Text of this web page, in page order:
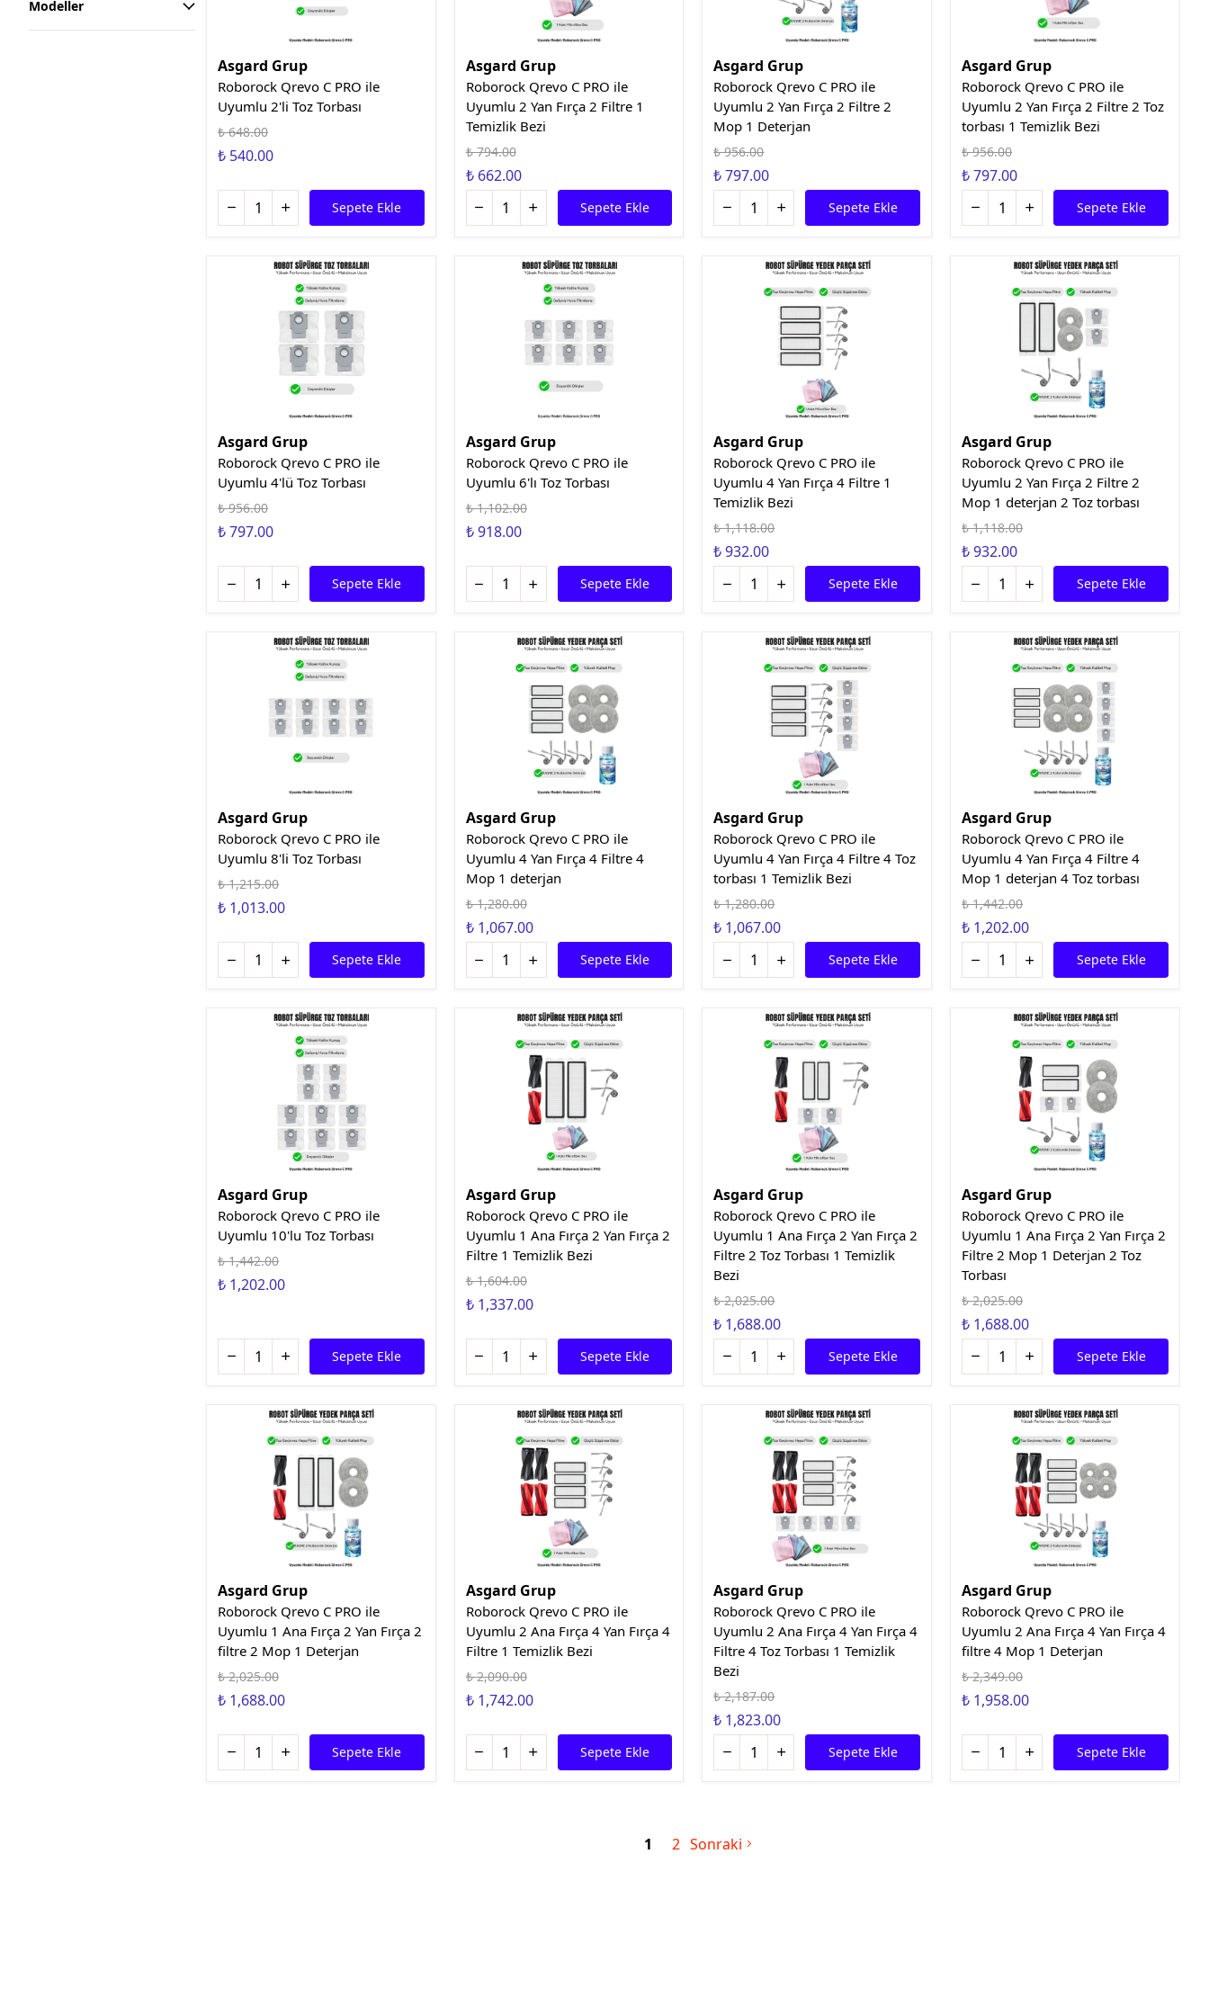
Modeller
Asgard Grup
Roborock Qrevo C PRO ile
Uyumlu 2'li Toz Torbası
₺ 648.00
₺ 540.00
Sepete Ekle
Asgard Grup
Roborock Qrevo C PRO ile
Uyumlu 2 Yan Fırça 2 Filtre 1
Temizlik Bezi
₺ 794.00
₺ 662.00
Sepete Ekle
Asgard Grup
Roborock Qrevo C PRO ile
Uyumlu 2 Yan Fırça 2 Filtre 2
Mop 1 Deterjan
₺ 956.00
₺ 797.00
Sepete Ekle
Asgard Grup
Roborock Qrevo C PRO ile
Uyumlu 2 Yan Fırça 2 Filtre 2 Toz
torbası 1 Temizlik Bezi
₺ 956.00
₺ 797.00
Sepete Ekle
Asgard Grup
Roborock Qrevo C PRO ile
Uyumlu 4'lü Toz Torbası
₺ 956.00
₺ 797.00
Sepete Ekle
Asgard Grup
Roborock Qrevo C PRO ile
Uyumlu 6'lı Toz Torbası
₺ 1,102.00
₺ 918.00
Sepete Ekle
Asgard Grup
Roborock Qrevo C PRO ile
Uyumlu 4 Yan Fırça 4 Filtre 1
Temizlik Bezi
₺ 1,118.00
₺ 932.00
Sepete Ekle
Asgard Grup
Roborock Qrevo C PRO ile
Uyumlu 2 Yan Fırça 2 Filtre 2
Mop 1 deterjan 2 Toz torbası
₺ 1,118.00
₺ 932.00
Sepete Ekle
Asgard Grup
Roborock Qrevo C PRO ile
Uyumlu 8'li Toz Torbası
₺ 1,215.00
₺ 1,013.00
Sepete Ekle
Asgard Grup
Roborock Qrevo C PRO ile
Uyumlu 4 Yan Fırça 4 Filtre 4
Mop 1 deterjan
₺ 1,280.00
₺ 1,067.00
Sepete Ekle
Asgard Grup
Roborock Qrevo C PRO ile
Uyumlu 4 Yan Fırça 4 Filtre 4 Toz
torbası 1 Temizlik Bezi
₺ 1,280.00
₺ 1,067.00
Sepete Ekle
Asgard Grup
Roborock Qrevo C PRO ile
Uyumlu 4 Yan Fırça 4 Filtre 4
Mop 1 deterjan 4 Toz torbası
₺ 1,442.00
₺ 1,202.00
Sepete Ekle
Asgard Grup
Roborock Qrevo C PRO ile
Uyumlu 10'lu Toz Torbası
₺ 1,442.00
₺ 1,202.00
Sepete Ekle
Asgard Grup
Roborock Qrevo C PRO ile
Uyumlu 1 Ana Fırça 2 Yan Fırça 2
Filtre 1 Temizlik Bezi
₺ 1,604.00
₺ 1,337.00
Sepete Ekle
Asgard Grup
Roborock Qrevo C PRO ile
Uyumlu 1 Ana Fırça 2 Yan Fırça 2
Filtre 2 Toz Torbası 1 Temizlik
Bezi
₺ 2,025.00
₺ 1,688.00
Sepete Ekle
Asgard Grup
Roborock Qrevo C PRO ile
Uyumlu 1 Ana Fırça 2 Yan Fırça 2
Filtre 2 Mop 1 Deterjan 2 Toz
Torbası
₺ 2,025.00
₺ 1,688.00
Sepete Ekle
Asgard Grup
Roborock Qrevo C PRO ile
Uyumlu 1 Ana Fırça 2 Yan Fırça 2
filtre 2 Mop 1 Deterjan
₺ 2,025.00
₺ 1,688.00
Sepete Ekle
Asgard Grup
Roborock Qrevo C PRO ile
Uyumlu 2 Ana Fırça 4 Yan Fırça 4
Filtre 1 Temizlik Bezi
₺ 2,090.00
₺ 1,742.00
Sepete Ekle
Asgard Grup
Roborock Qrevo C PRO ile
Uyumlu 2 Ana Fırça 4 Yan Fırça 4
Filtre 4 Toz Torbası 1 Temizlik
Bezi
₺ 2,187.00
₺ 1,823.00
Sepete Ekle
Asgard Grup
Roborock Qrevo C PRO ile
Uyumlu 2 Ana Fırça 4 Yan Fırça 4
filtre 4 Mop 1 Deterjan
₺ 2,349.00
₺ 1,958.00
Sepete Ekle
1 2 Sonraki